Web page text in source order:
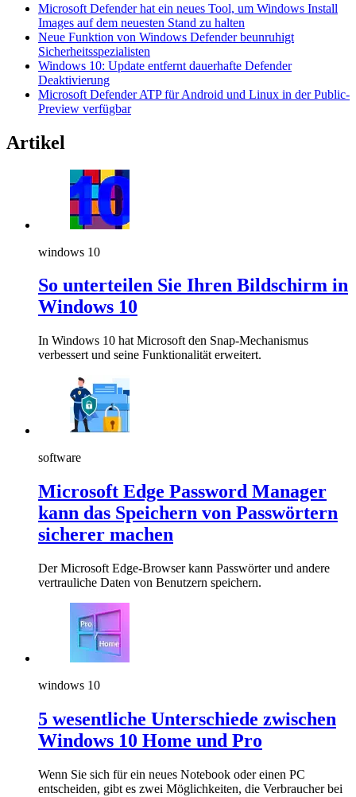
Microsoft Defender hat ein neues Tool, um Windows Install
Images auf dem neuesten Stand zu halten
Neue Funktion von Windows Defender beunruhigt
Sicherheitsspezialisten
Windows 10: Update entfernt dauerhafte Defender
Deaktivierung
Microsoft Defender ATP für Android und Linux in der Public-
Preview verfügbar
Artikel
windows 10
So unterteilen Sie Ihren Bildschirm in
Windows 10
In Windows 10 hat Microsoft den Snap-Mechanismus
verbessert und seine Funktionalität erweitert.
software
Microsoft Edge Password Manager
kann das Speichern von Passwörtern
sicherer machen
Der Microsoft Edge-Browser kann Passwörter und andere
vertrauliche Daten von Benutzern speichern.
windows 10
5 wesentliche Unterschiede zwischen
Windows 10 Home und Pro
Wenn Sie sich für ein neues Notebook oder einen PC
entscheiden, gibt es zwei Möglichkeiten, die Verbraucher bei